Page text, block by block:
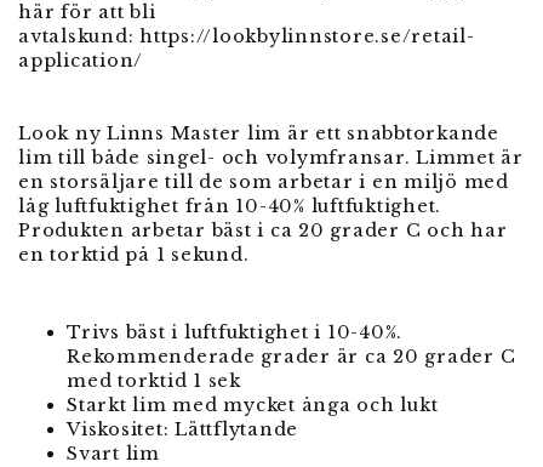
här för att bli
avtalskund: https://lookbylinnstore.se/retail-
application/
Look ny Linns Master lim är ett snabbtorkande
lim till både singel- och volymfransar. Limmet är
en storsäljare till de som arbetar i en miljö med
låg luftfuktighet från 10-40% luftfuktighet.
Produkten arbetar bäst i ca 20 grader C och har
en torktid på 1 sekund.
Trivs bäst i luftfuktighet i 10-40%.
Rekommenderade grader är ca 20 grader C
med torktid 1 sek
Starkt lim med mycket ånga och lukt
Viskositet: Lättflytande
Svart lim